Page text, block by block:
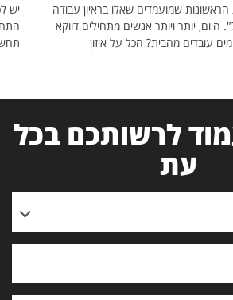
שמועמדים שאלו בראיון עבודה
יותר ויותר אנשים מתחילים דווקא
עובדים מהבית? הכל על איזון
יש
לרשותכם בכל
עת